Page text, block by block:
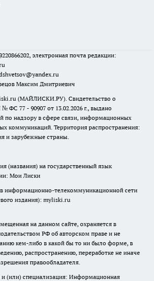
электронная почта редакции:
Максим Дмитриевич
(МАЙЛИСКИ.РУ). Свидетельство о
ФС 77 - 90907 от 13.02.2026 г., выдано
по надзору в сфере связи, информационных
коммуникаций. Территория распространения:
и зарубежные страны.
(названия) на государственный язык
Мои Лиски
информационно-телекоммуникационной сети
издания): myliski.ru
на данном сайте, охраняется в
РФ об авторском праве и не
кем-либо в какой бы то ни было форме, в
распространению, переработке не иначе
правообладателя.
(или) специализация: Информационная